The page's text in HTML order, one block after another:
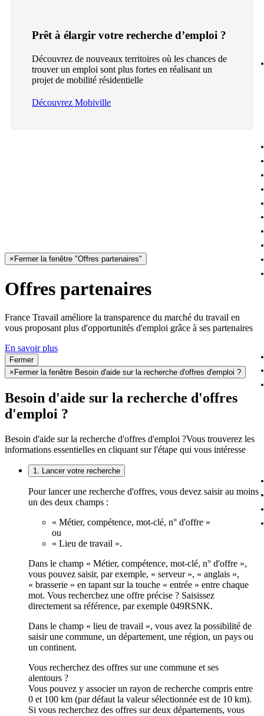
Prêt à élargir votre recherche d’emploi ?
Découvrez de nouveaux territoires où les chances de
trouver un emploi sont plus fortes en réalisant un
projet de mobilité résidentielle
Découvrez Mobiville
× Fermer la fenêtre "Offres partenaires"
Offres partenaires
France Travail améliore la transparence du marché du travail en
vous proposant plus d'opportunités d'emploi grâce à ses partenaires
En savoir plus
Fermer
× Fermer la fenêtre Besoin d'aide sur la recherche d'offres d'emploi ?
Besoin d'aide sur la recherche d'offres
d'emploi ?
Besoin d'aide sur la recherche d'offres d'emploi ?Vous trouverez les
informations essentielles en cliquant sur l'étape qui vous intéresse
1. Lancer votre recherche
Pour lancer une recherche d'offres, vous devez saisir au moins
un des deux champs :
« Métier, compétence, mot-clé, n° d'offre »
ou
« Lieu de travail ».
Dans le champ « Métier, compétence, mot-clé, n° d'offre »,
vous pouvez saisir, par exemple, « serveur », « anglais »,
« brasserie » en tapant sur la touche « entrée » entre chaque
mot. Vous recherchez une offre précise ? Saisissez
directement sa référence, par exemple 049RSNK.
Dans le champ « lieu de travail », vous avez la possibilité de
saisir une commune, un département, une région, un pays ou
un continent.
Vous recherchez des offres sur une commune et ses
alentours ?
Vous pouvez y associer un rayon de recherche compris entre
0 et 100 km (par défaut la valeur sélectionnée est de 10 km).
Si vous recherchez des offres sur deux départements, vous